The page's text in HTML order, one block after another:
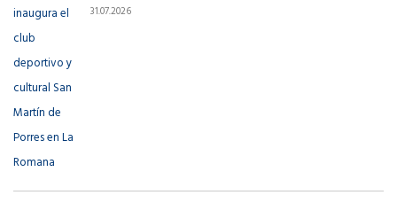
31.07.2026